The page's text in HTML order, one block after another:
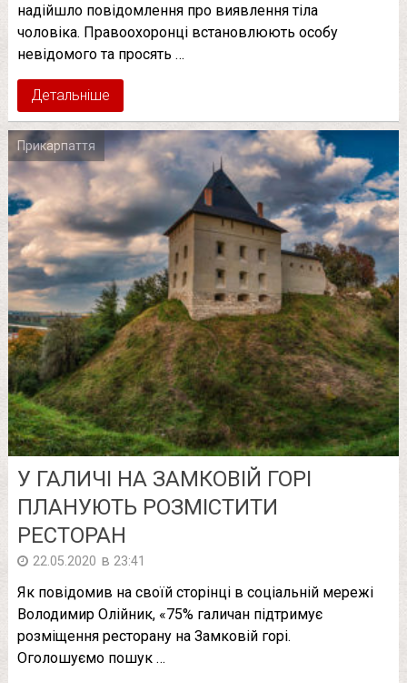
надійшло повідомлення про виявлення тіла
чоловіка. Правоохоронці встановлюють особу
невідомого та просять …
Детальніше
Прикарпаття
У ГАЛИЧІ НА ЗАМКОВІЙ ГОРІ
ПЛАНУЮТЬ РОЗМІСТИТИ
РЕСТОРАН
22.05.2020 в 23:41
Як повідомив на своїй сторінці в соціальній мережі
Володимир Олійник, «75% галичан підтримує
розміщення ресторану на Замковій горі.
Оголошуємо пошук …